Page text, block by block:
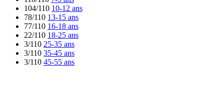
104/110 10-12 ans
78/110 13-15 ans
77/110 16-18 ans
22/110 18-25 ans
3/110 25-35 ans
3/110 35-45 ans
3/110 45-55 ans